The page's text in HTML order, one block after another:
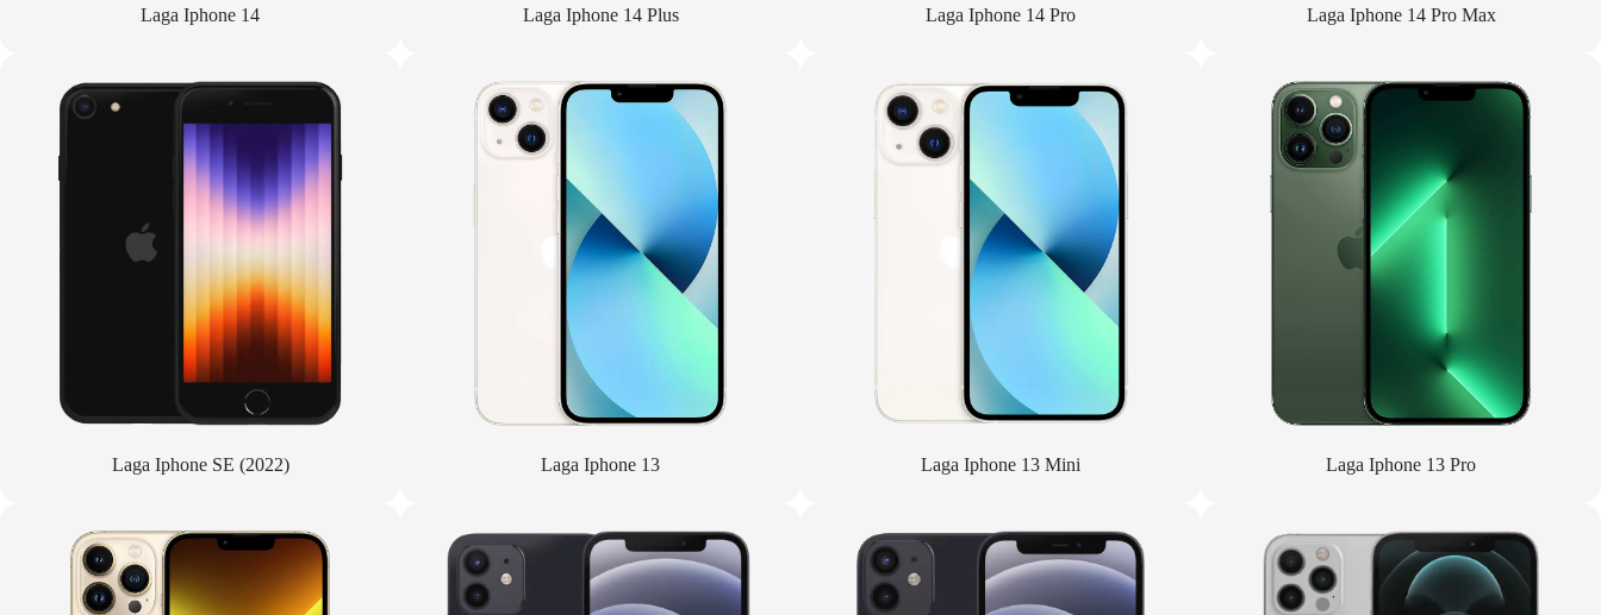
Laga Iphone 14 Laga Iphone 14 Plus Laga Iphone 14 Pro Laga Iphone 14 Pro Max
Laga Iphone SE (2022) Laga Iphone 13 Laga Iphone 13 Mini Laga Iphone 13 Pro